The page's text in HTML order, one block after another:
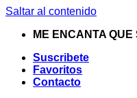
Saltar al contenido
ME ENCANTA
Suscribete
Favoritos
Contacto